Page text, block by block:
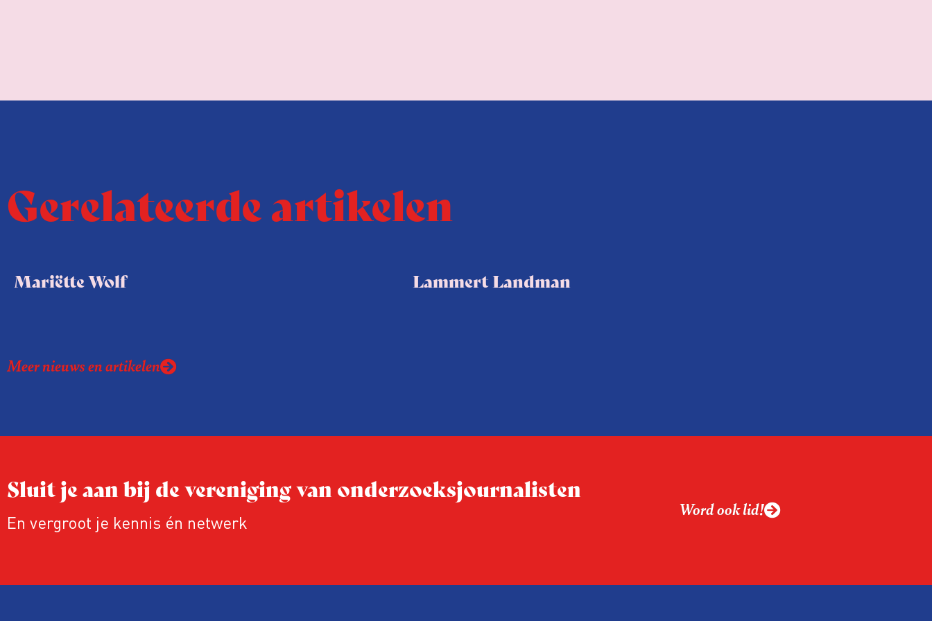
Gerelateerde artikelen
Mariëtte Wolf Lammert Landman
Meer nieuws en artikelen
Sluit je aan bij de vereniging van onderzoeksjournalisten
En vergroot je kennis én netwerk
Word ook lid!